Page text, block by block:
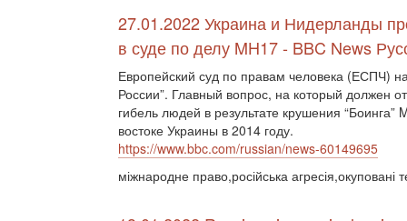
27.01.2022 Украина и Нидерланды
в суде по делу MH17 - BBC News
Европейский суд по правам человека (ЕСПЧ)
России”. Главный вопрос, на который должен
гибель людей в результате крушения
востоке Украины в 2014 году.
https://www.bbc.com/russian/news-60149695
міжнародне право,російська